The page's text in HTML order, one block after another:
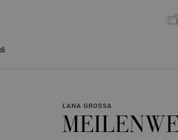
LANA GROSSA